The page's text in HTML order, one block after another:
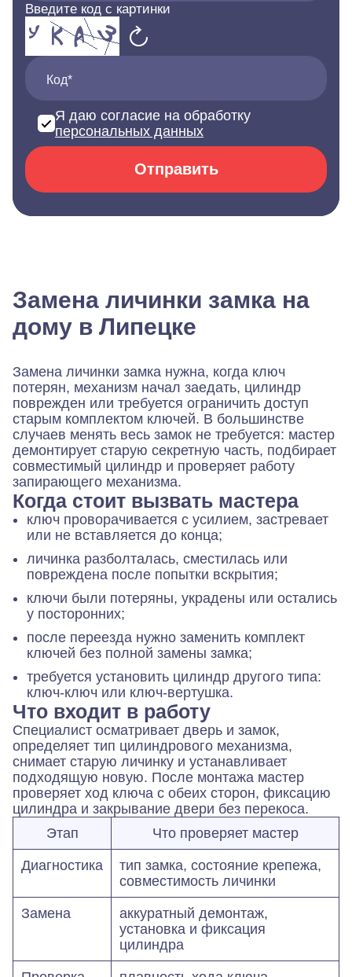
Введите код с картинки
Код*
Я даю согласие на обработку
персональных данных
Отправить
Замена личинки замка на
дому в Липецке
Замена личинки замка нужна, когда ключ
потерян, механизм начал заедать, цилиндр
поврежден или требуется ограничить доступ
старым комплектом ключей. В большинстве
случаев менять весь замок не требуется: мастер
демонтирует старую секретную часть, подбирает
совместимый цилиндр и проверяет работу
запирающего механизма.
Когда стоит вызвать мастера
ключ проворачивается с усилием, застревает
или не вставляется до конца;
личинка разболталась, сместилась или
повреждена после попытки вскрытия;
ключи были потеряны, украдены или остались
у посторонних;
после переезда нужно заменить комплект
ключей без полной замены замка;
требуется установить цилиндр другого типа:
ключ-ключ или ключ-вертушка.
Что входит в работу
Специалист осматривает дверь и замок,
определяет тип цилиндрового механизма,
снимает старую личинку и устанавливает
подходящую новую. После монтажа мастер
проверяет ход ключа с обеих сторон, фиксацию
цилиндра и закрывание двери без перекоса.
Этап
Что проверяет мастер
Диагностика
тип замка, состояние крепежа,
совместимость личинки
Замена
аккуратный демонтаж,
установка и фиксация
цилиндра